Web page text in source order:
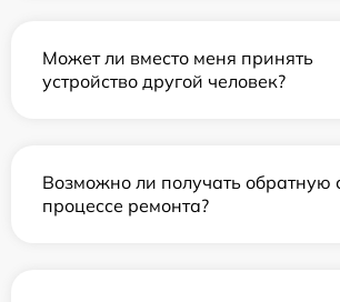
Может ли вместо меня принять
устройство другой человек?
Возможно ли получать обратную
процессе ремонта?